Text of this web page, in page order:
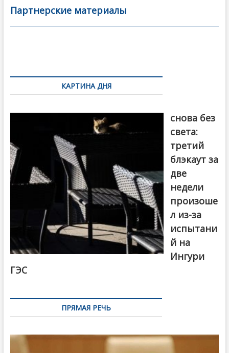
b
o
er l
а
в
Партнерские материалы
по
записямКАРТИНА ДНЯ
снова без
света:
третий
блэкаут за
две
недели
произоше
л из-за
испытани
й на
Ингури
ГЭС
ПРЯМАЯ РЕЧЬ